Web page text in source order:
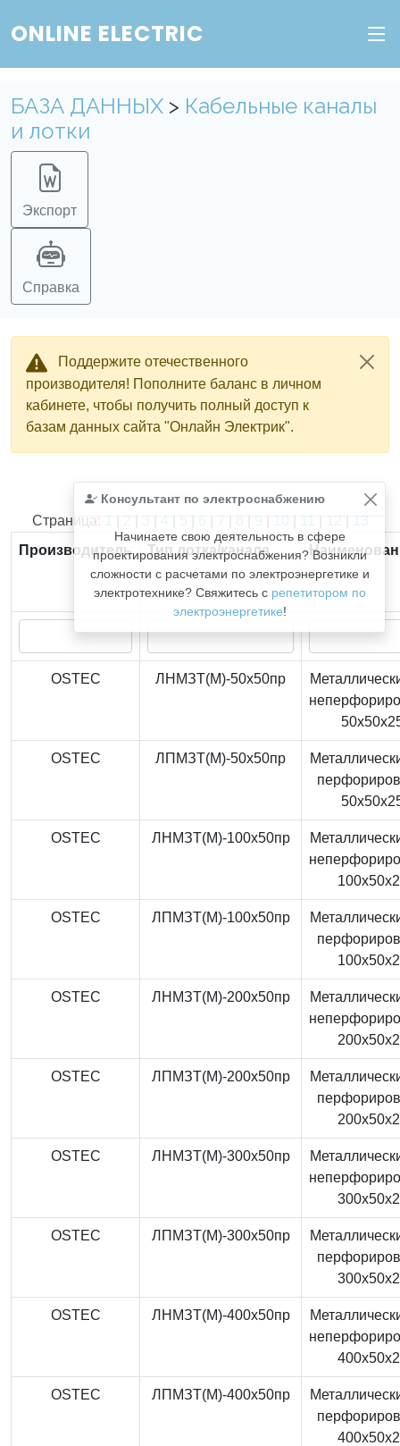
ONLINE ELECTRIC
БАЗА ДАННЫХ > Кабельные каналы
и лотки
Экспорт
Справка
Поддержите отечественного
производителя! Пополните баланс в личном
кабинете, чтобы получить полный доступ к
базам данных сайта "Онлайн Электрик".
Консультант по электроснабжению
Начинаете свою деятельность в сфере
проектирования электроснабжения? Возникли
сложности с расчетами по электроэнергетике и
электротехнике? Свяжитесь с репетитором по
электроэнергетике!
Найдено366из366записей.
Страница: 1 | 2 | 3 | 4 | 5 | 6 | 7 | 8 | 9 | 10 | 11 | 12 | 13
Производитель
Тип лотка/канала
OSTEC ЛНМЗТ(М)-50x50пр
OSTEC ЛПМЗТ(М)-50x50пр
OSTEC ЛНМЗТ(М)-100x50пр
OSTEC ЛПМЗТ(М)-100x50пр
OSTEC ЛНМЗТ(М)-200x50пр
OSTEC ЛПМЗТ(М)-200x50пр
OSTEC ЛНМЗТ(М)-300x50пр
OSTEC ЛПМЗТ(М)-300x50пр
OSTEC ЛНМЗТ(М)-400x50пр
OSTEC ЛПМЗТ(М)-400x50пр